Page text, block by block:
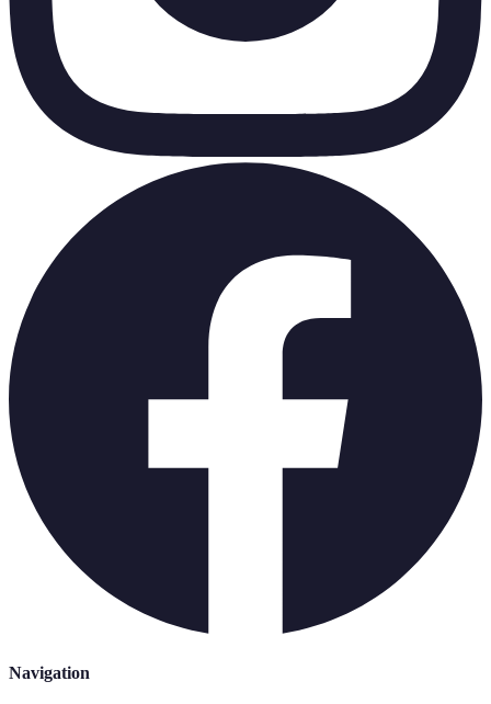
Navigation